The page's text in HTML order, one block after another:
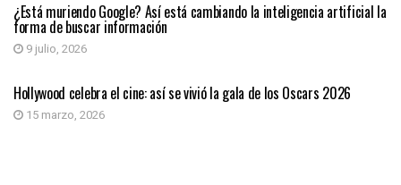
¿Está muriendo Google? Así está cambiando la inteligencia artificial la
forma de buscar información
9 julio, 2026
INTELIGENCIA ARTIFICIAL
Hollywood celebra el cine: así se vivió la gala de los Oscars 2026
15 marzo, 2026